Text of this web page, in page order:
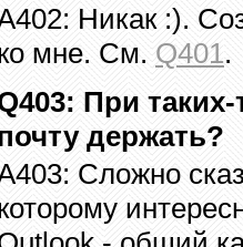
Никак :).
мне. См. Q401.
: При таких-
держать?
Сложно